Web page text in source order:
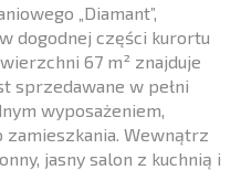
„Diamant”,
dogodnej części kurortu
67 m² znajduje
sprzedawane w pełni
wyposażeniem,
Wewnątrz
jasny salon z kuchnią i